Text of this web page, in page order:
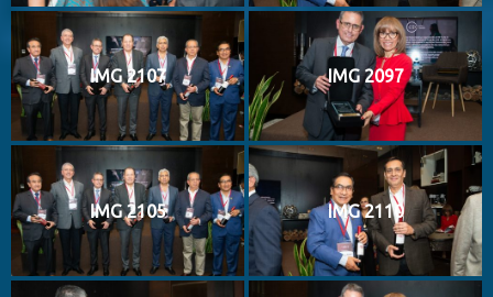
IMG 2107 IMG 2097
IMG 2105 IMG 2110